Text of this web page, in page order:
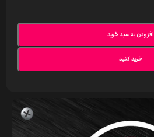
افزودن به سبد خرید
خرید کنید